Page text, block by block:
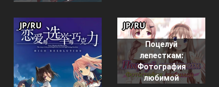
JP/RU
Поцелуй
лепесткам:
Фотография
любимой
JP/RU